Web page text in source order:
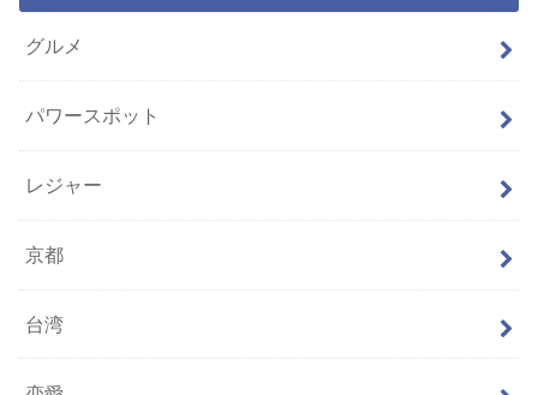
グルメ
パワースポット
レジャー
京都
台湾